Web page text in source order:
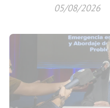
05/08/2026